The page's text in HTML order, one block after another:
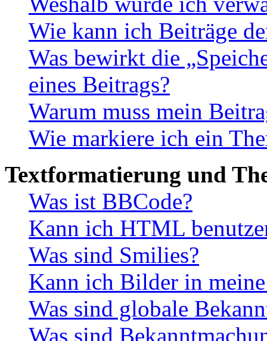
Wie kann ich Beiträge
Was bewirkt die
eines Beitrags?
Warum muss mein
Wie markiere ich ein
Textformatierung und
Was ist BBCode?
Kann ich HTML
Was sind Smilies?
Kann ich Bilder in
Was sind globale
Was sind